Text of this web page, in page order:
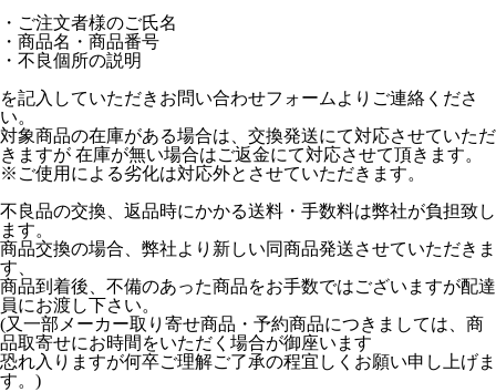
・ご注文者様のご氏名
・商品名・商品番号
・不良個所の説明
を記入していただきお問い合わせフォームよりご連絡くださ
い。
対象商品の在庫がある場合は、交換発送にて対応させていただ
きますが 在庫が無い場合はご返金にて対応させて頂きます。
※ご使用による劣化は対応外とさせていただきます。
不良品の交換、返品時にかかる送料・手数料は弊社が負担致し
ます。
商品交換の場合、弊社より新しい同商品発送させていただきま
す、
商品到着後、不備のあった商品をお手数ではございますが配達
員にお渡し下さい。
(又一部メーカー取り寄せ商品・予約商品につきましては、商
品取寄せにお時間をいただく場合が御座います
恐れ入りますが何卒ご理解ご了承の程宜しくお願い申し上げま
す。)